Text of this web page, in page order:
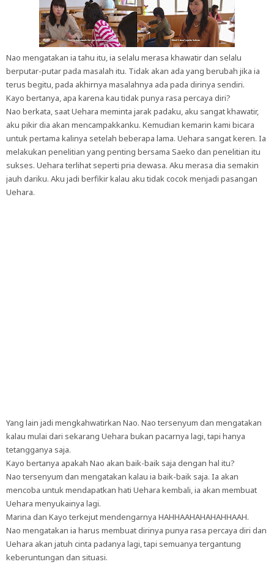
Nao mengatakan ia tahu itu, ia selalu merasa khawatir dan selalu
berputar-putar pada masalah itu. Tidak akan ada yang berubah jika ia
terus begitu, pada akhirnya masalahnya ada pada dirinya sendiri.
Kayo bertanya, apa karena kau tidak punya rasa percaya diri?
Nao berkata, saat Uehara meminta jarak padaku, aku sangat khawatir,
aku pikir dia akan mencampakkanku. Kemudian kemarin kami bicara
untuk pertama kalinya setelah beberapa lama. Uehara sangat keren. Ia
melakukan penelitian yang penting bersama Saeko dan penelitian itu
sukses. Uehara terlihat seperti pria dewasa. Aku merasa dia semakin
jauh dariku. Aku jadi berfikir kalau aku tidak cocok menjadi pasangan
Uehara.
Yang lain jadi mengkahwatirkan Nao. Nao tersenyum dan mengatakan
kalau mulai dari sekarang Uehara bukan pacarnya lagi, tapi hanya
tetangganya saja.
Kayo bertanya apakah Nao akan baik-baik saja dengan hal itu?
Nao tersenyum dan mengatakan kalau ia baik-baik saja. Ia akan
mencoba untuk mendapatkan hati Uehara kembali, ia akan membuat
Uehara menyukainya lagi.
Marina dan Kayo terkejut mendengarnya HAHHAAHAHAHAHHAAH.
Nao mengatakan ia harus membuat dirinya punya rasa percaya diri dan
Uehara akan jatuh cinta padanya lagi, tapi semuanya tergantung
keberuntungan dan situasi.